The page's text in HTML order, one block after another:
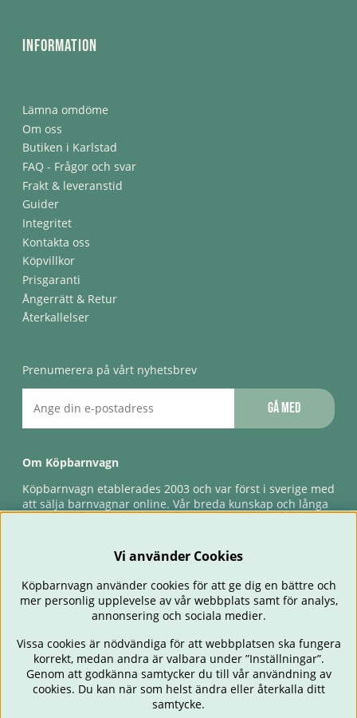
Information
Lämna omdöme
Om oss
Butiken i Karlstad
FAQ - Frågor och svar
Frakt & leveranstid
Guider
Integritet
Kontakta oss
Köpvillkor
Prisgaranti
Ångerrätt & Retur
Återkallelser
Prenumerera på vårt nyhetsbrev
Gå med
Om Köpbarnvagn
Köpbarnvagn etablerades 2003 och var först i sverige med
att sälja barnvagnar online. Vår breda kunskap och långa
förlossningsgaranti & förlängd ångerrätt.
BARNVAGNAR BILSTOLAR BABY ÄTA & MATA
RESA
Vi använder Cookies
Köpbarnvagn använder cookies för att ge dig en bättre och
mer personlig upplevelse av vår webbplats samt för analys,
annonsering och sociala medier.
Vissa cookies är nödvändiga för att webbplatsen ska fungera
korrekt, medan andra är valbara under ”Inställningar”.
Genom att godkänna samtycker du till vår användning av
cookies. Du kan när som helst ändra eller återkalla ditt
samtycke.